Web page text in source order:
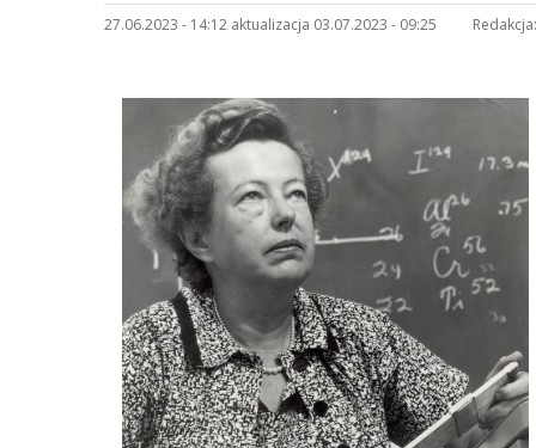
27.06.2023 - 14:12 aktualizacja 03.07.2023 - 09:25 Redakcja: